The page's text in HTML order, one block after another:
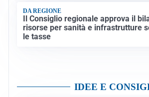
DA REGIONE
Il Consiglio regionale approva il
risorse per sanità e infrastrutture
le tasse
IDEE E